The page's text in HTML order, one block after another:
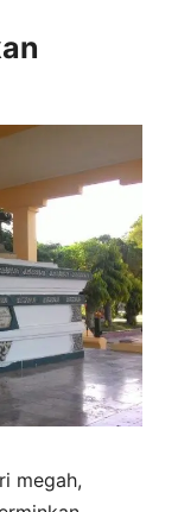
megah,